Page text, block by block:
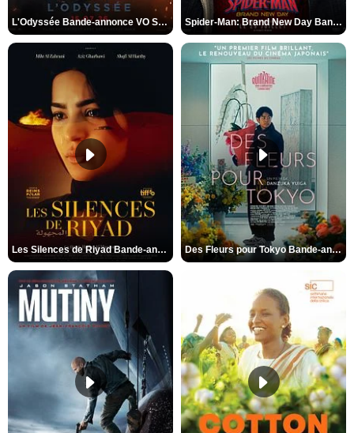
L'Odyssée Bande-annonce VO STFR Spider-Man: Brand New Day Bande-annonce VO STFR
Les Silences de Riyad Bande-annonce VO STFR Des Fleurs pour Tokyo Bande-annonce VO STFR